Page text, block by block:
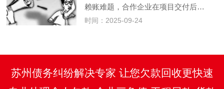
赖账难题，合作企业在项目交付后…
时间：2025-09-24
苏州债务纠纷解决专家 让您欠款回收更快速